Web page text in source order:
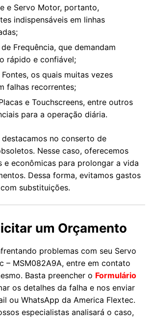
e Servo Motor, portanto,
indispensáveis em linhas
Frequência, que demandam
rápido e confiável;
os quais muitas vezes
falhas recorrentes;
e Touchscreens, entre outros
para a operação diária.
destacamos no conserto de
Nesse caso, oferecemos
e econômicas para prolongar a vida
Dessa forma, evitamos gastos
substituições.
um Orçamento
problemas com seu Servo
– MSM082A9A, entre em contato
Basta preencher o Formulário
os detalhes da falha e nos enviar
ou WhatsApp da America Flextec.
especialistas analisará o caso,